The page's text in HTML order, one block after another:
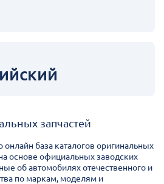
запчастей
онлайн база каталогов оригинальных
основе официальных заводских
об автомобилях отечественного и
по маркам, моделям и